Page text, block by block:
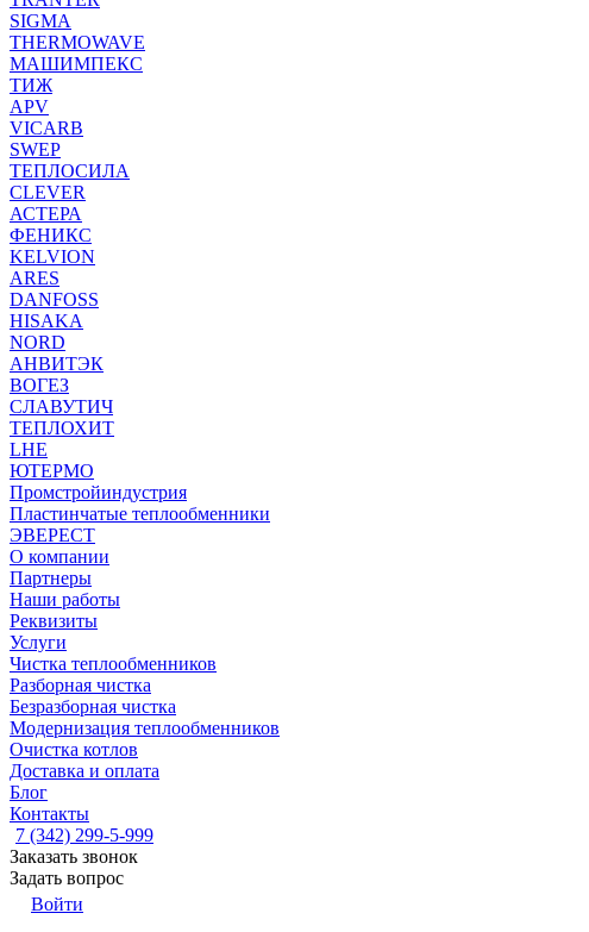
SIGMA
THERMOWAVE
МАШИМПЕКС
ТИЖ
APV
VICARB
SWEP
ТЕПЛОСИЛА
CLEVER
АСТЕРА
ФЕНИКС
KELVION
ARES
DANFOSS
HISAKA
NORD
АНВИТЭК
ВОГЕЗ
СЛАВУТИЧ
ТЕПЛОХИТ
LHE
ЮТЕРМО
Промстройиндустрия
Пластинчатые теплообменники
ЭВЕРЕСТ
О компании
Партнеры
Наши работы
Реквизиты
Услуги
Чистка теплообменников
Разборная чистка
Безразборная чистка
Модернизация теплообменников
Очистка котлов
Доставка и оплата
Блог
Контакты
7 (342) 299-5-999
Заказать звонок
Задать вопрос
Войти